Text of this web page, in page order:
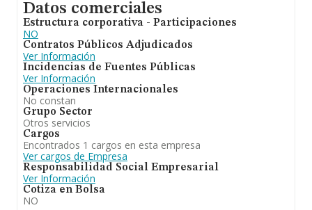
Datos comerciales
Estructura corporativa - Participaciones
NO
Contratos Públicos Adjudicados
Ver Información
Incidencias de Fuentes Públicas
Ver Información
Operaciones Internacionales
No constan
Grupo Sector
Otros servicios
Cargos
Encontrados 1 cargos en esta empresa
Ver cargos de Empresa
Responsabilidad Social Empresarial
Ver Información
Cotiza en Bolsa
NO